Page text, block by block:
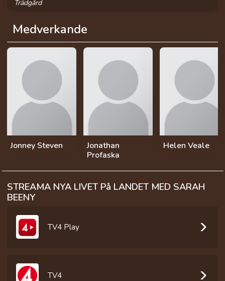
Medverkande
Jonney Steven
Jonathan
Profaska
Helen Veale
Trädgård
STREAMA NYA LIVET På LANDET MED SARAH
BEENY
TV4 Play
TV4